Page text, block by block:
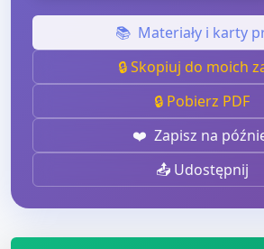
📚 Materiały i karty
🔒 Skopiuj do moich
🔒 Pobierz PDF
❤️ Zapisz na
📤 Udostępnij